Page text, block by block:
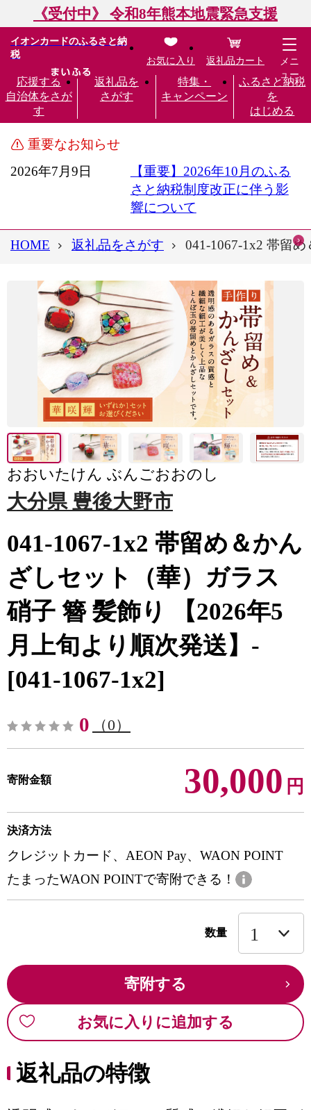
《受付中》 令和8年熊本地震緊急支援
イオンカードのふるさと納
税
応援する
自治体をさが
す
返礼品を
さがす
特集・
キャンペーン
ふるさと納税
を
はじめる
お気に入り 返礼品カート
メニ
ュー
重要なお知らせ
2026年7月9日
【重要】2026年10月のふる
さと納税制度改正に伴う影
響について
HOME 返礼品をさがす 041-1067-1x2 帯留
おおいたけん ぶんごおおのし
大分県 豊後大野市
041-1067-1x2 帯留め＆かん
ざしセット（華）ガラス
硝子 簪 髪飾り 【2026年5
月上旬より順次発送】-
[041-1067-1x2]
0 （0）
寄附金額 30,000 円
決済方法
クレジットカード、AEON Pay、WAON POINT
たまったWAON POINTで寄附できる！
数量
寄附する
お気に入りに追加する
返礼品の特徴